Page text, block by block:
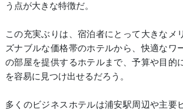
う点が大きな特徴だ。
この充実ぶりは、宿泊者にとって大きなメ
ズナブルな価格帯のホテルから、快適なワ
の部屋を提供するホテルまで、予算や目的
を容易に見つけ出せるだろう。
多くのビジネスホテルは浦安駅周辺や主要